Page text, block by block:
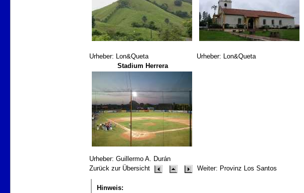
Urheber: Lon&Queta Urheber: Lon&Queta
Stadium Herrera
Urheber: Guillermo A. Durán
Zurück zur Übersicht
Weiter: Provinz Los Santos
Hinweis: